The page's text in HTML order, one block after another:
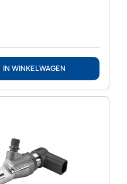
IN WINKELWAGEN